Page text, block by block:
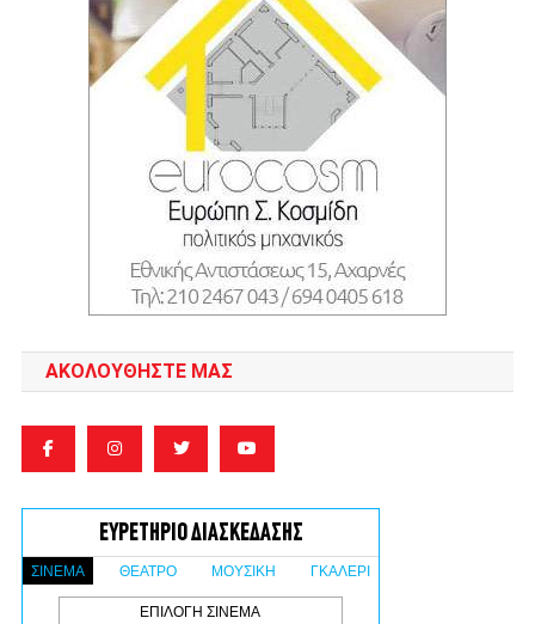
ΑΚΟΛΟΥΘΉΣΤΕ ΜΑΣ